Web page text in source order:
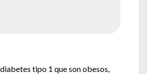
tipo 1 que son obesos,